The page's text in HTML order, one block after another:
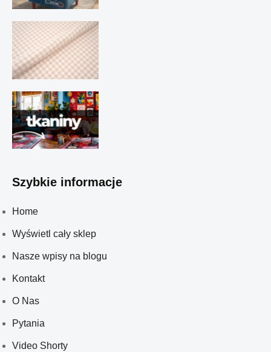
Szybkie informacje
Home
Wyświetl cały sklep
Nasze wpisy na blogu
Kontakt
O Nas
Pytania
Video Shorty